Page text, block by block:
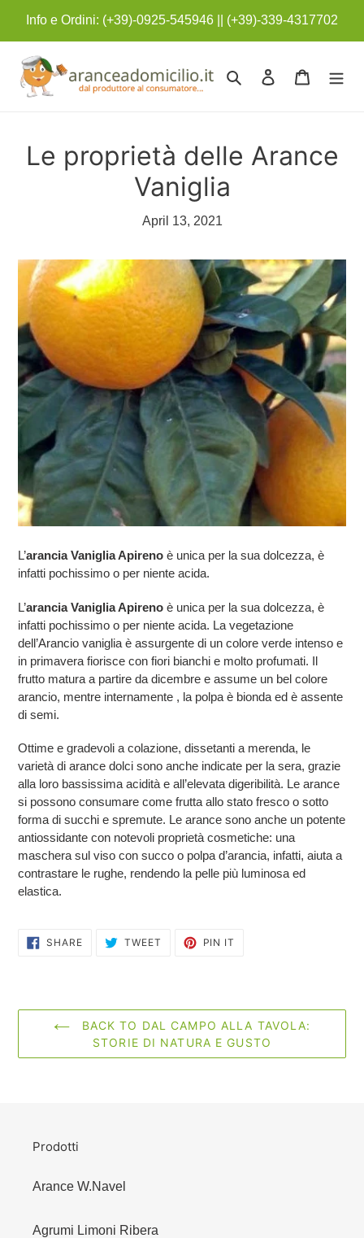
Info e Ordini: (+39)-0925-545946 || (+39)-339-4317702
Search Log in Cart
Le proprietà delle Arance
Vaniglia
April 13, 2021
L’arancia Vaniglia Apireno è unica per la sua dolcezza, è
infatti pochissimo o per niente acida.
L’arancia Vaniglia Apireno è unica per la sua dolcezza, è
infatti pochissimo o per niente acida. La vegetazione
dell’Arancio vaniglia è assurgente di un colore verde intenso e
in primavera fiorisce con fiori bianchi e molto profumati. Il
frutto matura a partire da dicembre e assume un bel colore
arancio, mentre internamente , la polpa è bionda ed è assente
di semi.
Ottime e gradevoli a colazione, dissetanti a merenda, le
varietà di arance dolci sono anche indicate per la sera, grazie
alla loro bassissima acidità e all’elevata digeribilità. Le arance
si possono consumare come frutta allo stato fresco o sotto
forma di succhi e spremute. Le arance sono anche un potente
antiossidante con notevoli proprietà cosmetiche: una
maschera sul viso con succo o polpa d’arancia, infatti, aiuta a
contrastare le rughe, rendendo la pelle più luminosa ed
elastica.
SHARESHARE
ON
TWEET TWEET PIN IT
BACK TO DAL CAMPO ALLA TAVOLA:
STORIE DI NATURA E GUSTO
Prodotti
Arance W.Navel
Agrumi Limoni Ribera